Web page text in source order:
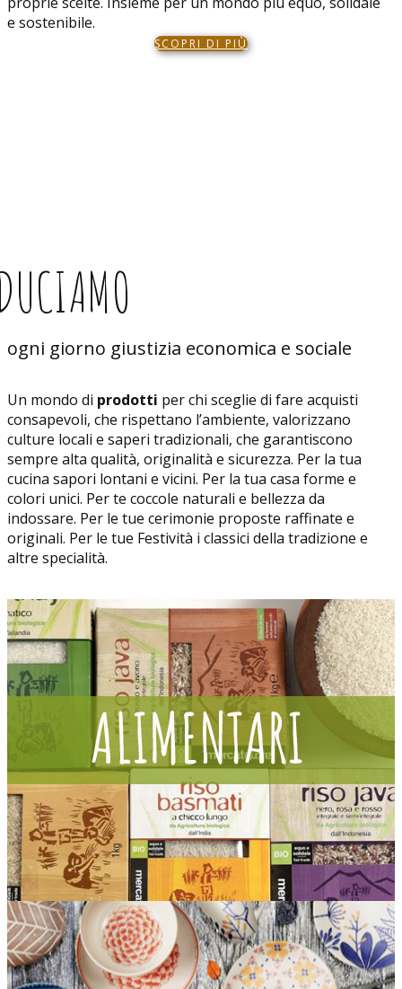
e sostenibile.
SCOPRI DI PIÙ
ogni giorno giustizia economica e sociale
Un mondo di prodotti per chi sceglie di fare acquisti
consapevoli, che rispettano l’ambiente, valorizzano
culture locali e saperi tradizionali, che garantiscono
sempre alta qualità, originalità e sicurezza. Per la tua
cucina sapori lontani e vicini. Per la tua casa forme e
colori unici. Per te coccole naturali e bellezza da
indossare. Per le tue cerimonie proposte raffinate e
originali. Per le tue Festività i classici della tradizione e
altre specialità.